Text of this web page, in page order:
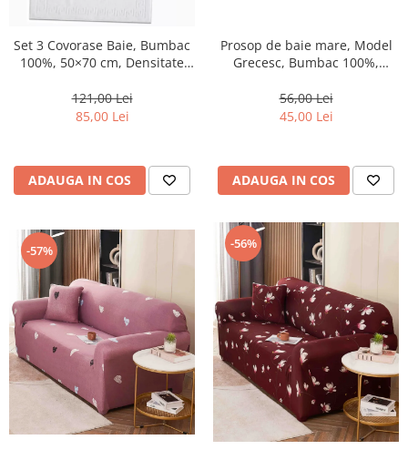
Set 3 Covorase Baie, Bumbac
100%, 50×70 cm, Densitate
121,00 Lei
85,00 Lei
ADAUGA IN COS
Prosop de baie mare, Model
Grecesc, Bumbac 100%,
g/m² –Somon-DN9
56,00 Lei
45,00 Lei
ADAUGA IN COS
-57% -56%